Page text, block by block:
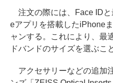
注文の際には、Face ID
eアプリを搭載したiPhone
ャンする。これにより、最
ドバンドのサイズを選ぶこ
アクセサリーなどの追加